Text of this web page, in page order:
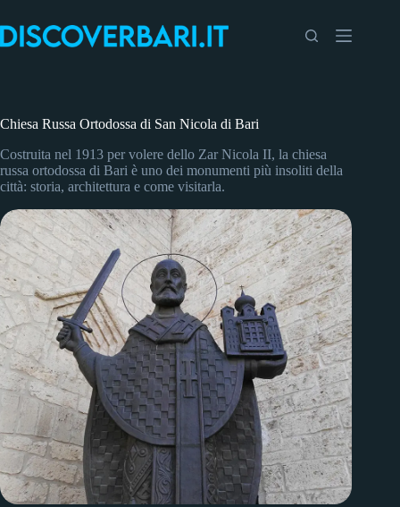
al
contenuto
Chiesa Russa Ortodossa di San Nicola di Bari
Costruita nel 1913 per volere dello Zar Nicola II, la chiesa
russa ortodossa di Bari è uno dei monumenti più insoliti della
città: storia, architettura e come visitarla.